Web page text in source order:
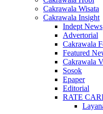
Cakrawala Wisata
Cakrawala Insight
Indept News
Advertorial
Cakrawala
Featured
Cakrawala
Sosok
Epaper
Editorial
RATE